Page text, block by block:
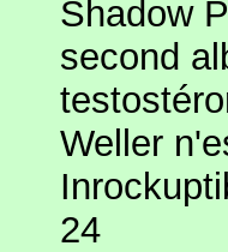
Shadow
second
Weller
24